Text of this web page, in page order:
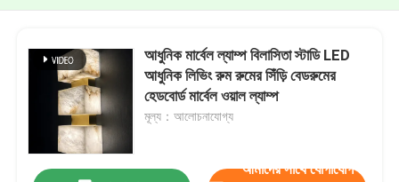
আধুনিক মার্বেল ল্যাম্প বিলাসিতা স্টাডি LED
আধুনিক লিভিং রুম রুমের সিঁড়ি বেডরুমের
হেডবোর্ড মার্বেল ওয়াল ল্যাম্প
মূল্য：আলোচনাযোগ্য
আমাদের সাথে যোগাযোগ